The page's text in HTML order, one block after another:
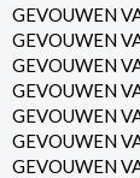
GEVOUWEN
GEVOUWEN
GEVOUWEN
GEVOUWEN
GEVOUWEN
GEVOUWEN
GEVOUWEN